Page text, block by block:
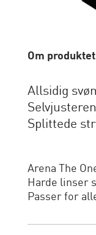
Om produktet
Allsidig
Splittede
Arena The
Harde linser
Passer for